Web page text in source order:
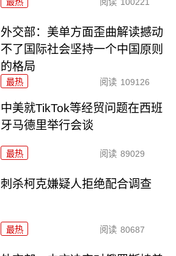
最热 阅读 100221
外交部：美单方面歪曲解读撼动
不了国际社会坚持一个中国原则
的格局
最热 阅读 109126
中美就TikTok等经贸问题在西班
牙马德里举行会谈
最热 阅读 89029
刺杀柯克嫌疑人拒绝配合调查
最热 阅读 80687